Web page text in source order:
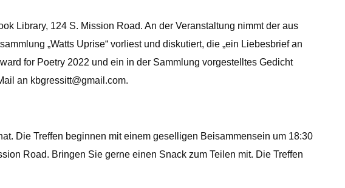
Library, 124 S. Mission Road. An der Veranstaltung nimmt der aus
„Watts Uprise“ vorliest und diskutiert, die „ein Liebesbrief an
for Poetry 2022 und ein in der Sammlung vorgestelltes Gedicht
an kbgressitt@gmail.com.
Die Treffen beginnen mit einem geselligen Beisammensein um 18:30
Road. Bringen Sie gerne einen Snack zum Teilen mit. Die Treffen